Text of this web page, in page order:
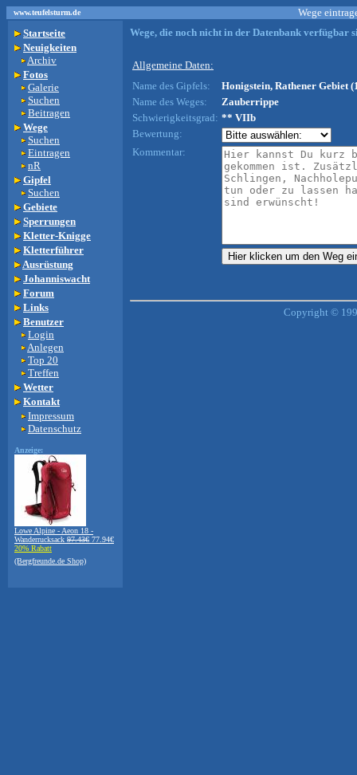
www.teufelsturm.de
Wege
Startseite
Neuigkeiten
Archiv
Fotos
Galerie
Suchen
Beitragen
Wege
Suchen
Eintragen
nR
Gipfel
Suchen
Gebiete
Sperrungen
Kletter-Knigge
Kletterführer
Ausrüstung
Johanniswacht
Forum
Links
Benutzer
Login
Anlegen
Top 20
Treffen
Wetter
Kontakt
Impressum
Datenschutz
Anzeige:
Lowe Alpine - Aeon 18 -
Wanderrucksack 97.43€ 77.94€
20% Rabatt
(Bergfreunde.de Shop)
Wege, die noch nicht in der Datenbank verfügbar
Allgemeine Daten:
Name des Gipfels:
Honigstein, Rathener Gebiet
Name des Weges:
Zauberrippe
Schwierigkeitsgrad: ** VIIb
Bewertung:
Kommentar:
Copyright ©